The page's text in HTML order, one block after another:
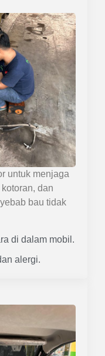
untuk menjaga
dan
bau tidak
di dalam mobil.
alergi.